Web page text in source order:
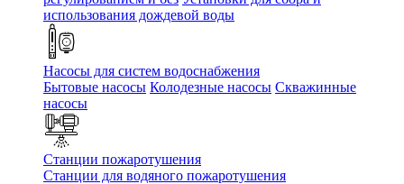
использования дождевой воды
Насосы для систем водоснабжения
Бытовые насосы Колодезные насосы Скважинные
насосы
Станции пожаротушения
Станции для водяного пожаротушения